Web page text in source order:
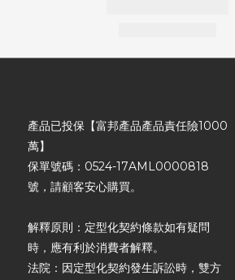
產品已投保【富邦產品產品責任險1000
萬】
保單號碼：0524-17AML0000818
號，請顧客安心購買。
解釋原則：定型化契約條款如有疑問
時，應有利於消費者解釋。
法院：因定型化契約發生訴訟時，雙方